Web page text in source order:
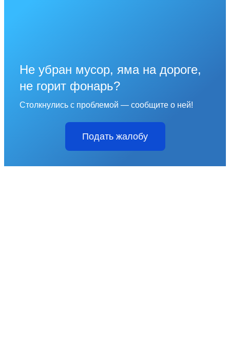
Не убран мусор, яма на дороге,
не горит фонарь?
Столкнулись с проблемой — сообщите о ней!
Подать жалобу